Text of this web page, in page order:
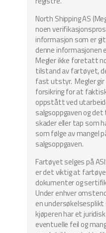
North Shipping AS
noen
informasjon som er
denne informasjonen
Megler ikke foretatt
tilstand av fartøyet,
fast utstyr. Megler gir
forsikring for at
oppstått ved
salgsoppgaven og
skader eller tap som
som følge av mangel
salgsoppgaven.
Fartøyet selges på
er det viktig at
dokumenter og
Under enhver
en
kjøperen har et
eventuelle feil og